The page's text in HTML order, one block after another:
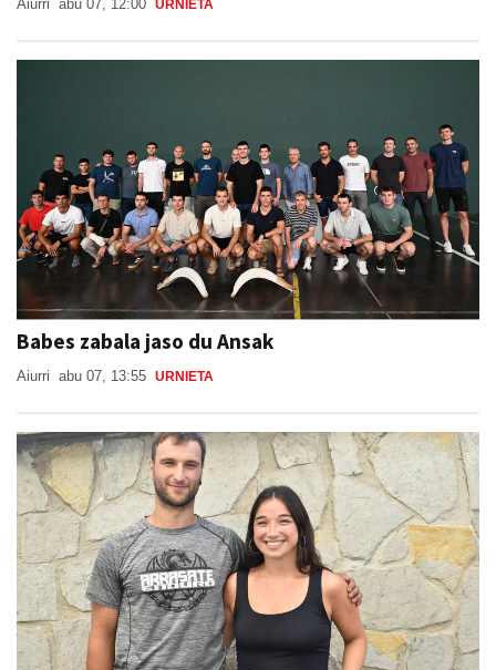
Aiurri abu 07, 12:00 URNIETA
Babes zabala jaso du Ansak
Aiurri abu 07, 13:55 URNIETA